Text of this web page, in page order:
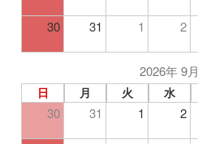
30 31 1 2
2026年 9月
日 月 火 水
30 31 1 2